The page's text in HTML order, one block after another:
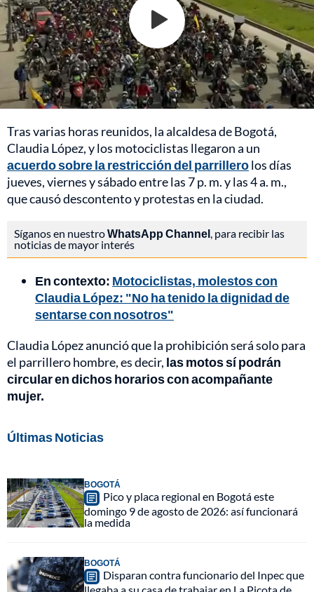
Tras varias horas reunidos, la alcaldesa de Bogotá,
Claudia López, y los motociclistas llegaron a un
acuerdo sobre la restricción del parrillerolos días
jueves, viernes y sábado entre las 7 p. m. y las 4 a. m.,
que causó descontento y protestas en la ciudad.
Síganos en nuestroWhatsApp Channel , para recibir las
noticias de mayor interés
En contexto: Motociclistas, molestos con
Claudia López: "No ha tenido la dignidad de
sentarse con nosotros"
Claudia López anunció que la prohibición será solo para
el parrillero hombre, es decir, las motos sí podrán
circular en dichos horarios con acompañante
mujer.
Últimas Noticias
BOGOTÁ
Pico y placa regional en Bogotá este
domingo 9 de agosto de 2026: así funcionará
la medida
BOGOTÁ
Disparan contra funcionario del Inpec que
llegaba a su casa de trabajar en La Picota de